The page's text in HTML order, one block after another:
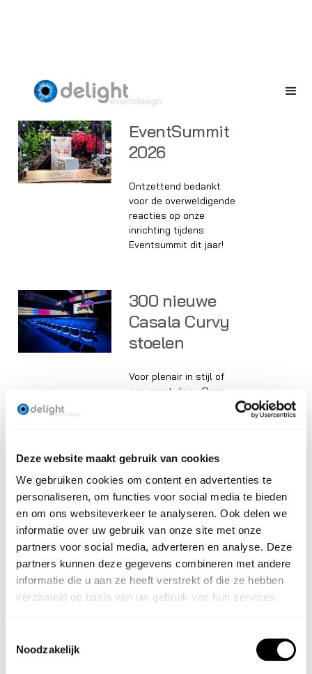
Deze website maakt gebruik van cookies
We gebruiken cookies om content en advertenties te
personaliseren, om functies voor social media te bieden
en om ons websiteverkeer te analyseren. Ook delen we
informatie over uw gebruik van onze site met onze
partners voor social media, adverteren en analyse. Deze
partners kunnen deze gegevens combineren met andere
informatie die u aan ze heeft verstrekt of die ze hebben
verzameld op basis van uw gebruik van hun services.
Noodzakelijk
NIEUWS
EventSummit
2026
Ontzettend bedankt
voor de overweldigende
reacties op onze
inrichting tijdens
Eventsummit dit jaar!
300 nieuwe
Casala Curvy
stoelen
Voor plenair in stijl of
een groot diner. Deze
Podiumsettings
voor online
events
Online events zijn
blijvend. Wij bieden
diverse debattafels en